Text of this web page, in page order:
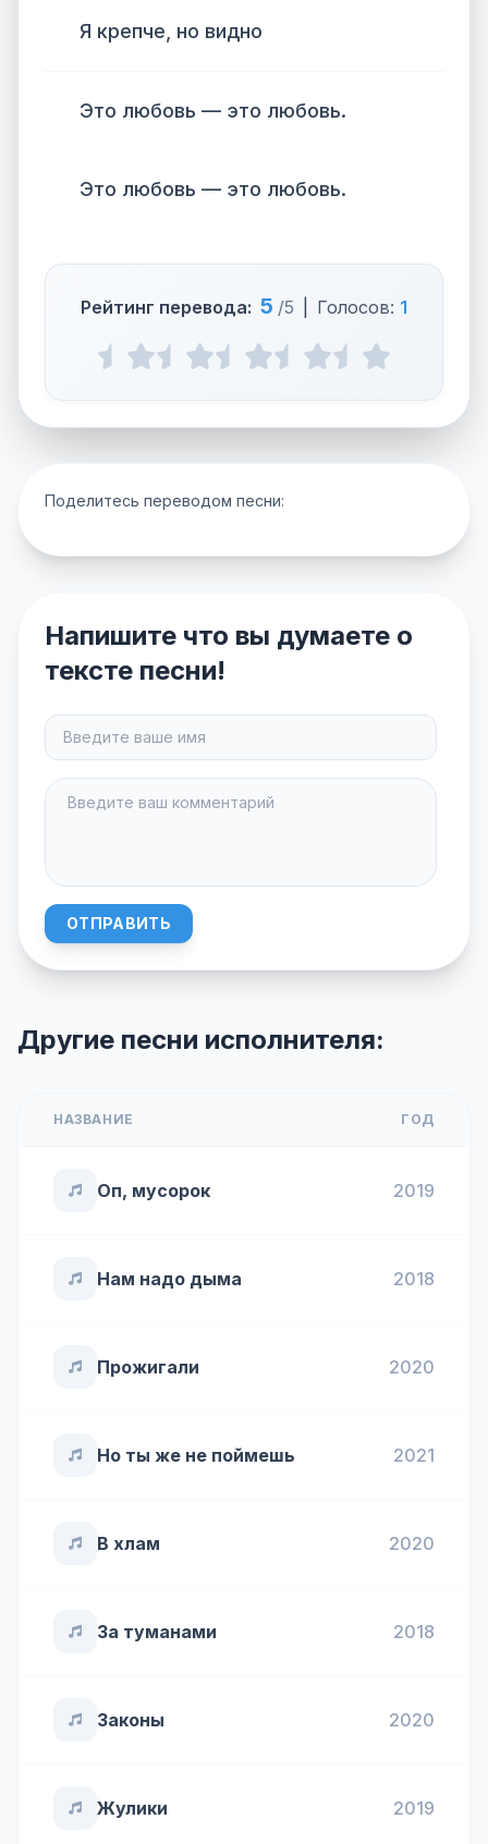
Я крепче, но видно
Это любовь — это любовь.
Это любовь — это любовь.
Рейтинг перевода: 5 /5 Голосов: 1
Поделитесь переводом песни:
Напишите что вы думаете о
тексте песни!
ОТПРАВИТЬ
Другие песни исполнителя:
НАЗВАНИЕ ГОД
Оп, мусорок 2019
Нам надо дыма 2018
Прожигали 2020
Но ты же не поймешь 2021
В хлам 2020
За туманами 2018
Законы 2020
Жулики 2019